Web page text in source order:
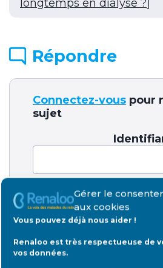
Gérer le
aux cookies
Vous pouvez déjà nous aider !
Renaloo est très respectueuse de
vos données.
longtemps en dialyse ?]
Répondre
Connectez-vous pour
sujet
Mot de
Rester